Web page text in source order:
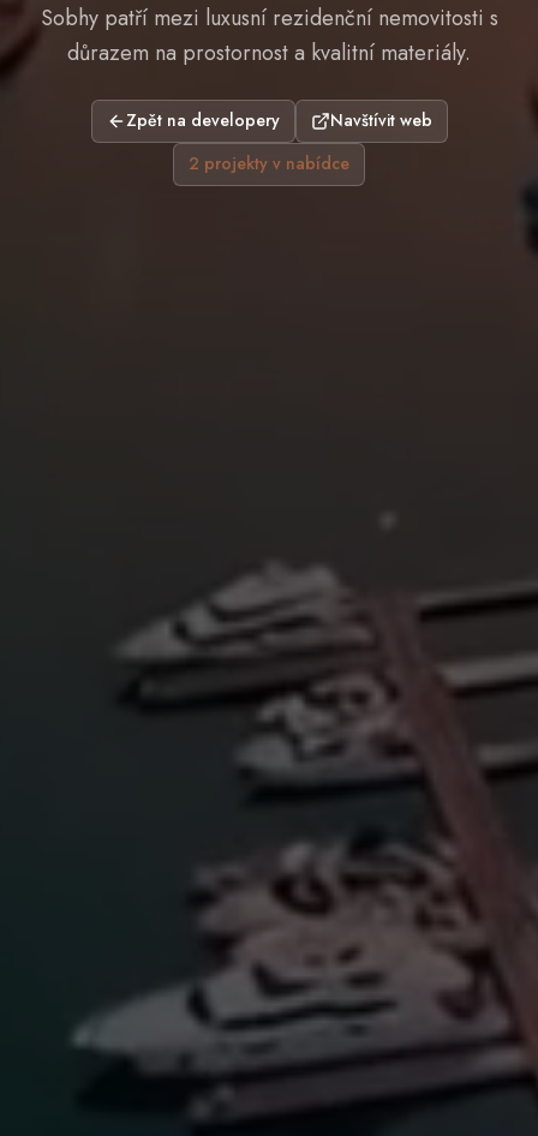
Sobhy patří mezi luxusní rezidenční nemovitosti s
důrazem na prostornost a kvalitní materiály.
Zpět na developery
Navštívit web
2 projekty v nabídce